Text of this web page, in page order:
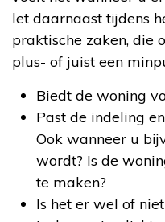
let daarnaast tijdens
praktische zaken, die
plus- of juist een
Biedt de woning
Past de indeling
Ook wanneer u
wordt? Is de
te maken?
Is het er wel of